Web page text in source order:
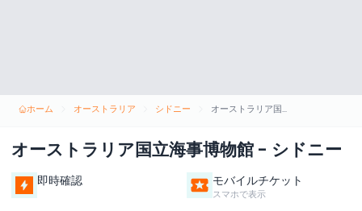
ホーム オーストラリア シドニー オーストラリア国立海事博物館 - シドニー
オーストラリア国立海事博物館 - シドニー
即時確認 モバイルチケット
スマホで表示